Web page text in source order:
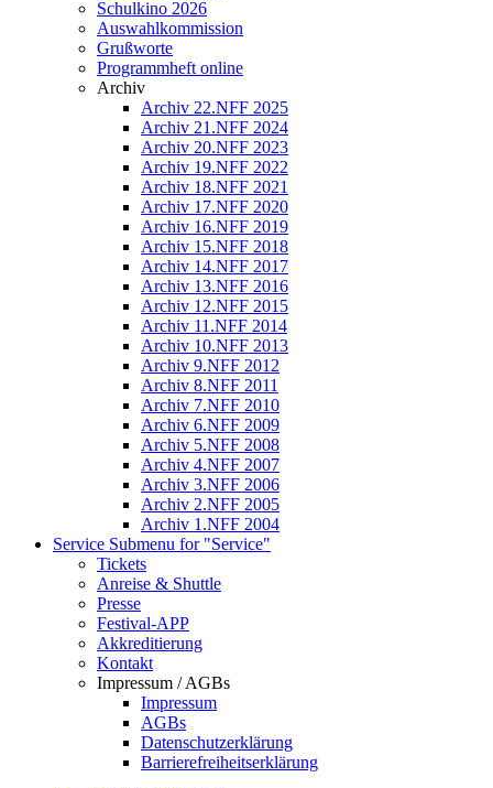
Schulkino 2026
Auswahlkommission
Grußworte
Programmheft online
Archiv
Archiv 22.NFF 2025
Archiv 21.NFF 2024
Archiv 20.NFF 2023
Archiv 19.NFF 2022
Archiv 18.NFF 2021
Archiv 17.NFF 2020
Archiv 16.NFF 2019
Archiv 15.NFF 2018
Archiv 14.NFF 2017
Archiv 13.NFF 2016
Archiv 12.NFF 2015
Archiv 11.NFF 2014
Archiv 10.NFF 2013
Archiv 9.NFF 2012
Archiv 8.NFF 2011
Archiv 7.NFF 2010
Archiv 6.NFF 2009
Archiv 5.NFF 2008
Archiv 4.NFF 2007
Archiv 3.NFF 2006
Archiv 2.NFF 2005
Archiv 1.NFF 2004
Service Submenu for "Service"
Tickets
Anreise & Shuttle
Presse
Festival-APP
Akkreditierung
Kontakt
Impressum / AGBs
Impressum
AGBs
Datenschutzerklärung
Barrierefreiheitserklärung